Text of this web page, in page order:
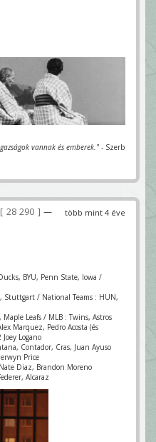
vannak és emberek." - Szerb
több mint 4 éve
28 290
—
BYU, Penn State, Iowa /
Stuttgart / National Teams : HUN,
Leafs / MLB : Twins, Astros
Marquez, Pedro Acosta (és
Logano
Contador, Cras, Juan Ayuso
Price
Diaz, Brandon Moreno
Alcaraz